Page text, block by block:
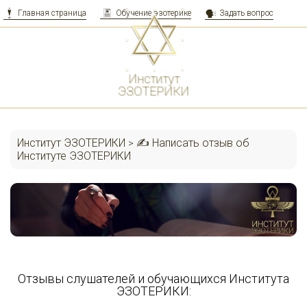
Главная страница Обучение эзотерике Задать вопрос
Институт
ЭЗОТЕРИКИ
Институт ЭЗОТЕРИКИ > ✍ Написать отзыв об
Институте ЭЗОТЕРИКИ
Отзывы слушателей и обучающихся Института
ЭЗОТЕРИКИ: